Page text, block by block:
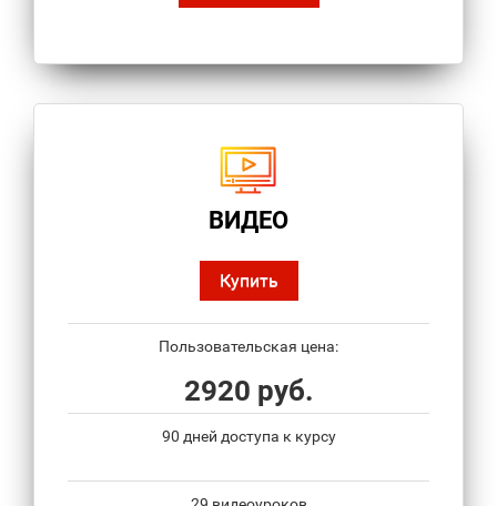
ВИДЕО
Купить
Пользовательская цена:
2920 руб.
90 дней доступа к курсу